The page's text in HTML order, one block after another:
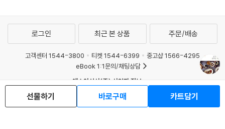
선물하기 바로구매 카트담기
로그인 최근 본 상품 주문/배송
고객센터 1544-3800 티켓 1544-6399
중고샵 1566-4295
eBook 1:1문의/채팅상담
예스이십사(주) 사업자 정보
개인정보처리방침
청소년보호정책
PC버전
회사소개
거래처관계자께